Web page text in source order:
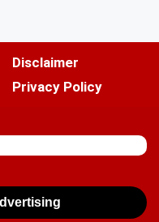
Disclaimer
Privacy Policy